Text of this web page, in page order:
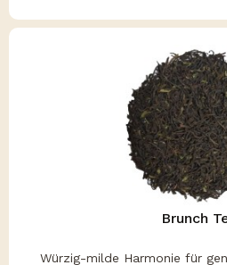
Brunch
Würzig-milde Harmonie für